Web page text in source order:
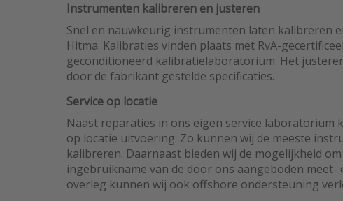
Instrumenten kalibreren en justeren
Snel en nauwkeurig instrumenten laten kalibreren
Hitma. Kalibraties vinden plaats met RvA-
geconditioneerd kalibratielaboratorium. Het
door de fabrikant gestelde specificaties.
Service op locatie
Naast reparaties in ons eigen service laboratorium
op locatie uitvoering. Zo kunnen wij de meeste
kalibreren. Daarnaast bieden wij de mogelijkheid
ingebruikname van de door ons aangeboden meet-
overleg kunnen wij ook offshore ondersteuning